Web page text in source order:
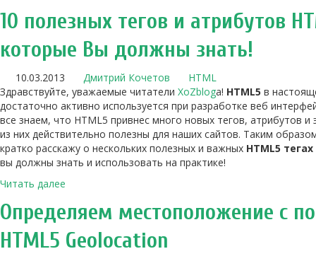
10 полезных тегов и атрибутов
которые Вы должны знать!
10.03.2013 Дмитрий Кочетов
HTML
Здравствуйте, уважаемые читатели XoZbloga! HTML5 в
достаточно активно используется при разработке веб
все знаем, что HTML5 привнес много новых тегов, атрибутов
из них действительно полезны для наших сайтов. Таким
кратко расскажу о нескольких полезных и важных HTML5
вы должны знать и использовать на практике!
Читать далее
Определяем местоположение с
HTML5 Geolocation